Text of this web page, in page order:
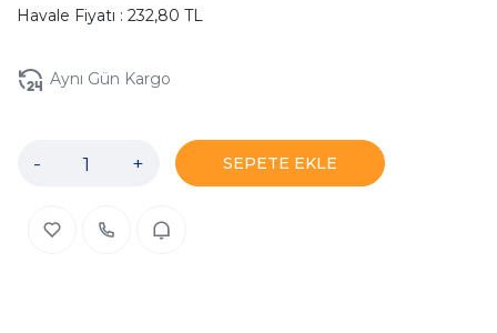
Havale Fiyatı : 232,80 TL
Aynı Gün Kargo
- + SEPETE EKLE